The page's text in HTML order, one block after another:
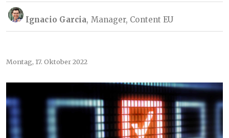
Ignacio Garcia, Manager, Content EU
Montag, 17. Oktober 2022